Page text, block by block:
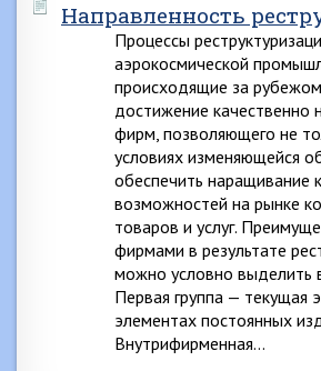
Направленность
Процессы
аэрокосмической
происходящие за
достижение качественно
фирм, позволяющего не
условиях изменяющейся
обеспечить наращивание
возможностей на рынке
товаров и услуг.
фирмами в результате
можно условно выделить
Первая группа — текущая
элементах постоянных
Внутрифирменная…